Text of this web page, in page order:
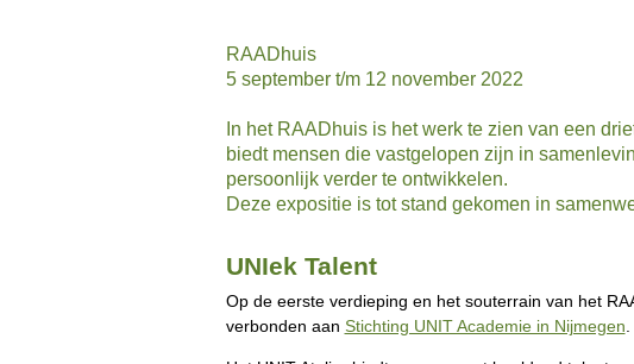
RAADhuis
5 september t/m 12 november 2022
In het RAADhuis is het werk te zien van een
biedt mensen die vastgelopen zijn in
persoonlijk verder te ontwikkelen.
Deze expositie is tot stand gekomen in
UNIek Talent
Op de eerste verdieping en het souterrain van het
verbonden aan Stichting UNIT Academie in Nijmegen